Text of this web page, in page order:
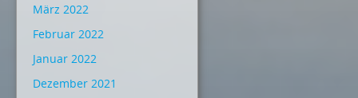
März 2022
Februar 2022
Januar 2022
Dezember 2021